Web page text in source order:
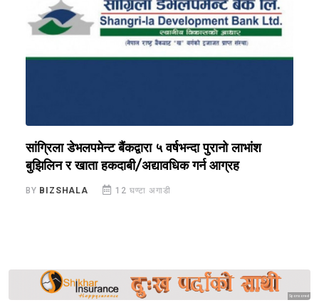
सांग्रिला डेभलपमेन्ट बैंकद्वारा ५ वर्षभन्दा पुरानो लाभांश
बुझिलिन र खाता हकदाबी/अद्यावधिक गर्न आग्रह
BY BIZSHALA 12 घण्टा अगाडी
Sponsored